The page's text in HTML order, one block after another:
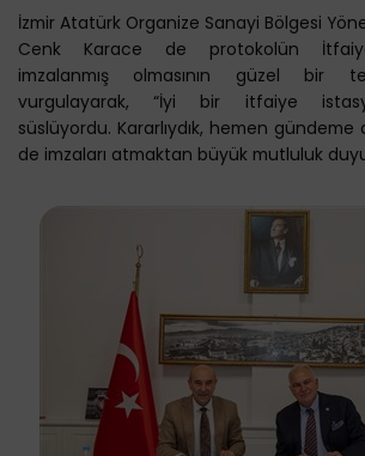
İzmir Atatürk Organize Sanayi Bölgesi
Cenk Karace de protokolün
imzalanmış olmasının güzel bir
vurgulayarak, “İyi bir itfaiye
süslüyordu. Kararlıydık, hemen gündeme
de imzaları atmaktan büyük mutluluk